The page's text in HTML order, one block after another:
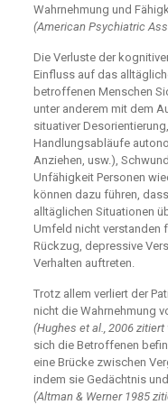
Wahrnehmung und
(American Psychiatric
Die Verluste der
Einfluss auf das
betroffenen Menschen
unter anderem mit dem
situativer
Handlungsabläufe
Anziehen, usw.),
Unfähigkeit Personen
können dazu führen,
alltäglichen Situationen
Umfeld nicht verstanden
Rückzug, depressive
Verhalten auftreten.
Trotz allem verliert der
nicht die Wahrnehmung
(Hughes et al., 2006 zitiert
sich die Betroffenen
eine Brücke zwischen
indem sie Gedächtnis
(Altman & Werner 1985